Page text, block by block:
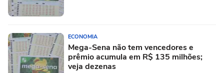
ECONOMIA
Mega-Sena não tem vencedores e
prêmio acumula em R$ 135 milhões;
veja dezenas